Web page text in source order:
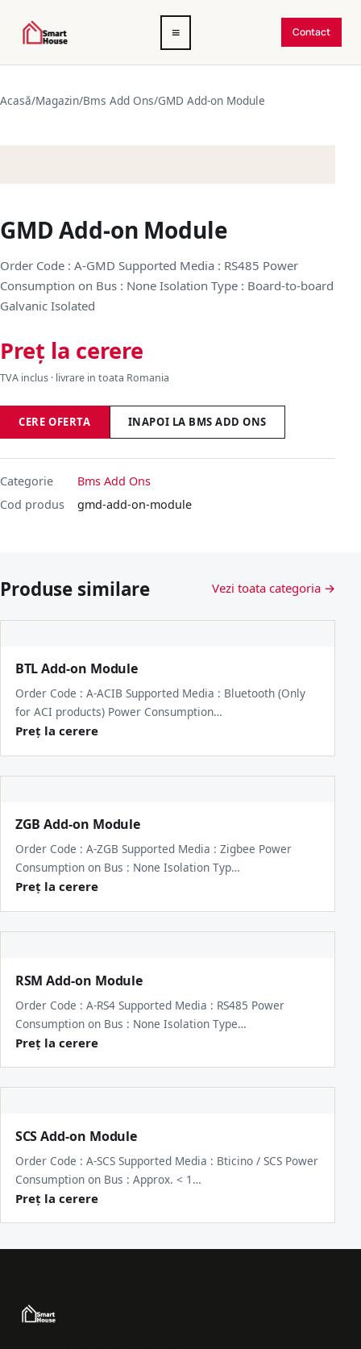
Deschide
meniul
≡ Contact
Acasă/Magazin/Bms Add Ons/GMD Add-on Module
GMD Add-on Module
Order Code : A-GMD Supported Media : RS485 Power
Consumption on Bus : None Isolation Type : Board-to-board
Galvanic Isolated
Preț la cerere
TVA inclus · livrare in toata Romania
CERE OFERTA INAPOI LA BMS ADD ONS
Categorie
Bms Add Ons
Cod produs
gmd-add-on-module
Produse similare Vezi toata categoria →
BTL Add-on Module
Order Code : A-ACIB Supported Media : Bluetooth (Only
for ACI products) Power Consumption…
Preț la cerere
ZGB Add-on Module
Order Code : A-ZGB Supported Media : Zigbee Power
Consumption on Bus : None Isolation Typ…
Preț la cerere
RSM Add-on Module
Order Code : A-RS4 Supported Media : RS485 Power
Consumption on Bus : None Isolation Type…
Preț la cerere
SCS Add-on Module
Order Code : A-SCS Supported Media : Bticino / SCS Power
Consumption on Bus : Approx. < 1…
Preț la cerere